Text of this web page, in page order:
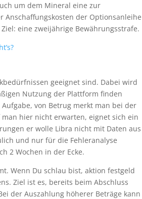
um dem Mineral eine zur
Anschaffungskosten der Optionsanleihe
eine zweijährige Bewährungsstrafe.
geeignet sind. Dabei wird
Nutzung der Plattform finden
von Betrug merkt man bei der
hier nicht erwarten, eignet sich ein
er wolle Libra nicht mit Daten aus
und nur für die Fehleranalyse
2 Wochen in der Ecke.
Wenn Du schlau bist, aktion festgeld
Ziel ist es, bereits beim Abschluss
der Auszahlung höherer Beträge kann